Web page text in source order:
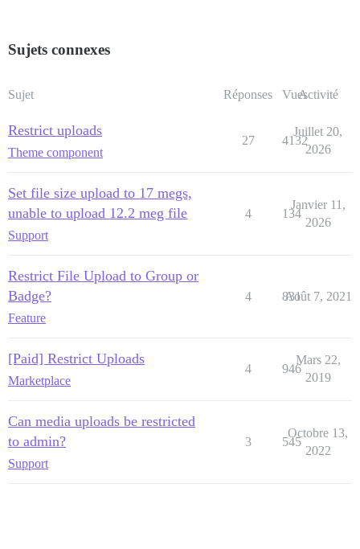
Sujets connexes
Sujet Réponses VuesActivité
Restrict uploads
Theme component
27 4132
Juillet 20,
2026
Set file size upload to 17 megs,
unable to upload 12.2 meg file
Support
4 134
Janvier 11,
2026
Restrict File Upload to Group or
Badge?
Feature
4 831
Août 7, 2021
[Paid] Restrict Uploads
Marketplace
4 946
Mars 22,
2019
Can media uploads be restricted
to admin?
Support
3 545
Octobre 13,
2022